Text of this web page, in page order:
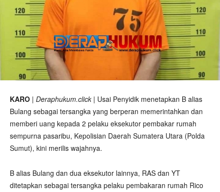
KARO | Deraphukum.click | Usai Penyidik menetapkan B alias
Bulang sebagai tersangka yang berperan memerintahkan dan
memberi uang kepada 2 pelaku eksekutor pembakar rumah
sempurna pasaribu, Kepolisian Daerah Sumatera Utara (Polda
Sumut), kini merilis wajahnya.
B alias Bulang dan dua eksekutor lainnya, RAS dan YT
ditetapkan sebagai tersangka pelaku pembakaran rumah Rico